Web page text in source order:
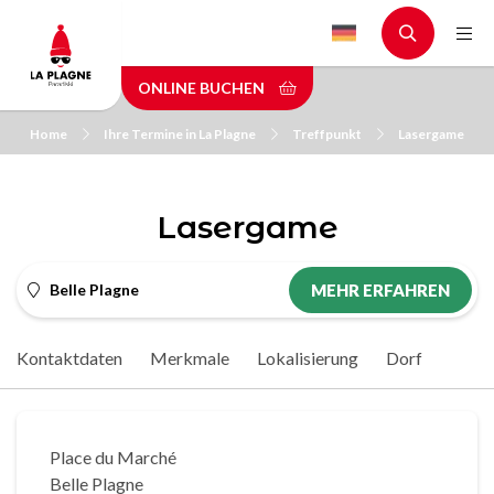
main
content
ONLINE BUCHEN
Home Ihre Termine in La Plagne Treffpunkt Lasergame
Lasergame
Belle Plagne MEHR ERFAHREN
Kontaktdaten Merkmale Lokalisierung Dorf
Place du Marché
Belle Plagne